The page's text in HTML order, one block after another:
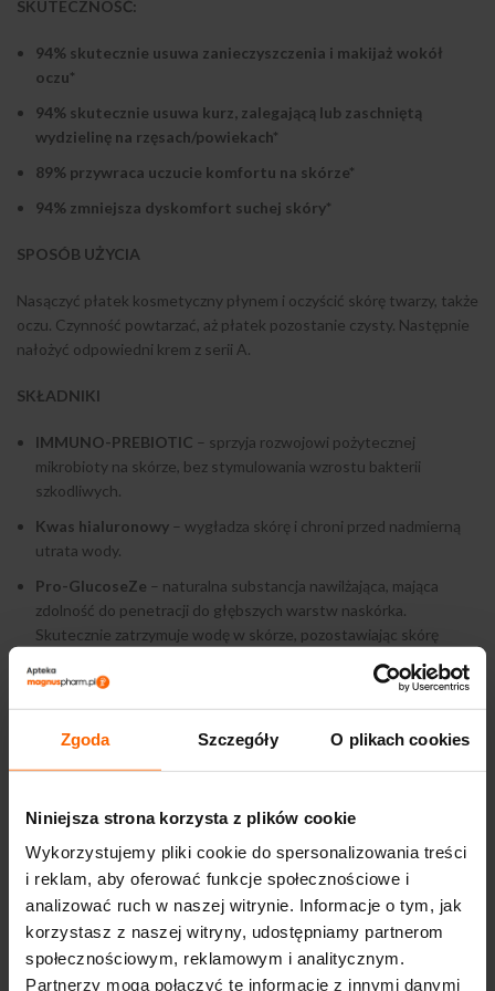
Zgoda Szczegóły O plikach cookies
Niniejsza strona korzysta z plików cookie
Wykorzystujemy pliki cookie do spersonalizowania treści
i reklam, aby oferować funkcje społecznościowe i
analizować ruch w naszej witrynie. Informacje o tym, jak
korzystasz z naszej witryny, udostępniamy partnerom
społecznościowym, reklamowym i analitycznym.
Partnerzy mogą połączyć te informacje z innymi danymi
SKUTECZNOŚĆ:
94% skutecznie usuwa zanieczyszczenia i makijaż wokół
oczu*
94% skutecznie usuwa kurz, zalegającą lub zaschniętą
wydzielinę na rzęsach/powiekach*
89% przywraca uczucie komfortu na skórze*
94% zmniejsza dyskomfort suchej skóry*
SPOSÓB UŻYCIA
Nasączyć płatek kosmetyczny płynem i oczyścić skórę twarzy, także
oczu. Czynność powtarzać, aż płatek pozostanie czysty. Następnie
nałożyć odpowiedni krem z serii A.
SKŁADNIKI
IMMUNO-PREBIOTIC – sprzyja rozwojowi pożytecznej
mikrobioty na skórze, bez stymulowania wzrostu bakterii
szkodliwych.
Kwas hialuronowy – wygładza skórę i chroni przed nadmierną
utrata wody.
Pro-GlucoseZe – naturalna substancja nawilżająca, mająca
zdolność do penetracji do głębszych warstw naskórka.
Skutecznie zatrzymuje wodę w skórze, pozostawiając skórę
INFORMACJE DODATKOWE
OPINIE (0)
DOSTAWA I PŁATNOŚĆ